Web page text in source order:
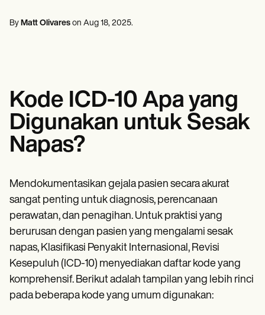
Ahli Diet & Ahli Gizi
Resources
Blog
Panduan Sumber Daya
Perbandingan
Panduan Aplikasi
Procedure Codes
Templat Superbill
Templat Catatan SOAP
Templat Rencana Perawatan
Informed Consent Form
Social Work Treatment Plans
DAR Note Template
Patient Visit Summary Template
Help Center
Training Hub
Massage therapists
By Matt Olivares on Aug 18, 2025.
Kode ICD-10 Apa yang
Digunakan untuk Sesak
Napas?
Mendokumentasikan gejala pasien secara akurat
sangat penting untuk diagnosis, perencanaan
perawatan, dan penagihan. Untuk praktisi yang
berurusan dengan pasien yang mengalami sesak
napas, Klasifikasi Penyakit Internasional, Revisi
Kesepuluh (ICD-10) menyediakan daftar kode yang
komprehensif. Berikut adalah tampilan yang lebih rinci
pada beberapa kode yang umum digunakan: